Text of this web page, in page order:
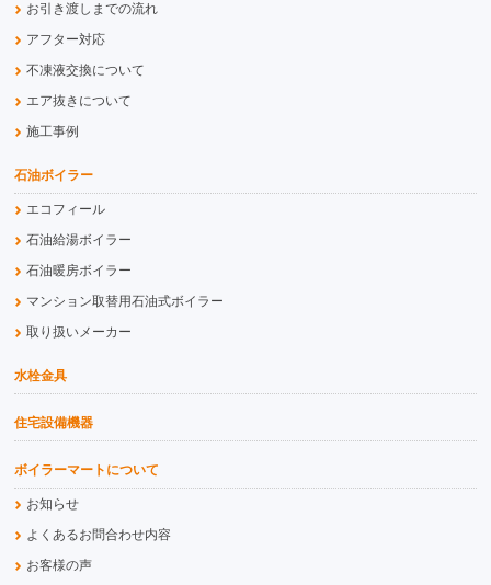
お引き渡しまでの流れ
アフター対応
不凍液交換について
エア抜きについて
施工事例
石油ボイラー
エコフィール
石油給湯ボイラー
石油暖房ボイラー
マンション取替用石油式ボイラー
取り扱いメーカー
水栓金具
住宅設備機器
ボイラーマートについて
お知らせ
よくあるお問合わせ内容
お客様の声